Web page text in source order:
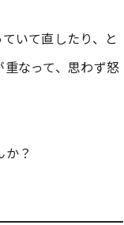
いて直したり、と
なって、思わず怒
？